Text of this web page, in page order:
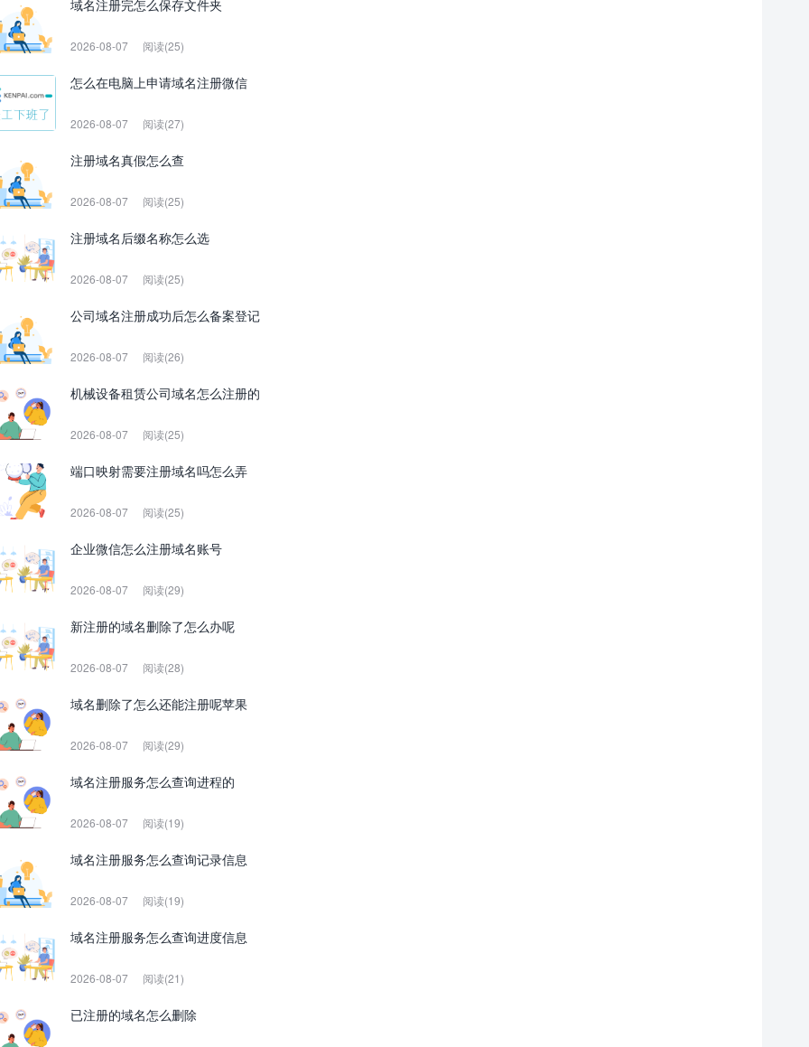
域名注册完怎么保存文件夹
2026-08-07 阅读(25)
怎么在电脑上申请域名注册微信
2026-08-07 阅读(27)
注册域名真假怎么查
2026-08-07 阅读(25)
注册域名后缀名称怎么选
2026-08-07 阅读(25)
公司域名注册成功后怎么备案登记
2026-08-07 阅读(26)
机械设备租赁公司域名怎么注册的
2026-08-07 阅读(25)
端口映射需要注册域名吗怎么弄
2026-08-07 阅读(25)
企业微信怎么注册域名账号
2026-08-07 阅读(29)
新注册的域名删除了怎么办呢
2026-08-07 阅读(28)
域名删除了怎么还能注册呢苹果
2026-08-07 阅读(29)
域名注册服务怎么查询进程的
2026-08-07 阅读(19)
域名注册服务怎么查询记录信息
2026-08-07 阅读(19)
域名注册服务怎么查询进度信息
2026-08-07 阅读(21)
已注册的域名怎么删除